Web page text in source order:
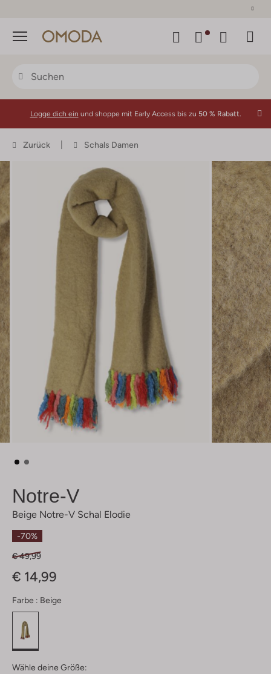
Menü
Logge dich ein und shoppe mit Early Access bis zu 50 % Rabatt.
Zurück Schals Damen
Notre-V
Beige Notre-V Schal Elodie
-70%
€ 49,99
€ 14,99
Farbe : Beige
Wähle deine Größe: